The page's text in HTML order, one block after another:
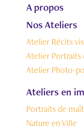
A propos
Nos Ateliers
Atelier Récits
Atelier Portraits
Atelier Photo-
Ateliers en
Portraits de
Nature en Ville